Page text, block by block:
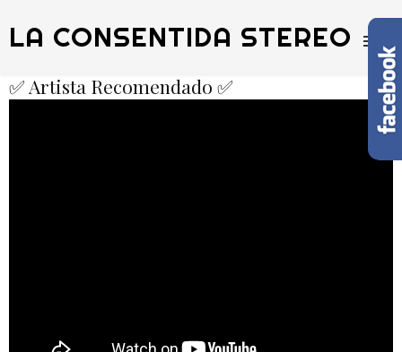
LA CONSENTIDA STEREO
✅ Artista Recomendado ✅